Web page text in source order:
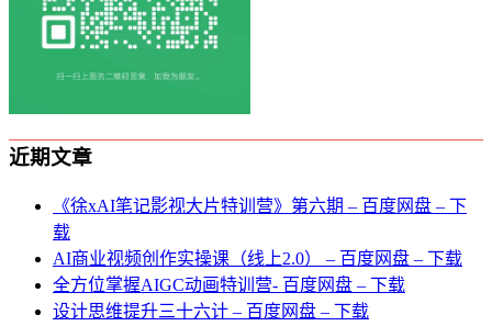
近期文章
《徐xAI笔记影视大片特训营》第六期 – 百度网盘 – 下
载
AI商业视频创作实操课（线上2.0） – 百度网盘 – 下载
全方位掌握AIGC动画特训营- 百度网盘 – 下载
设计思维提升三十六计 – 百度网盘 – 下载